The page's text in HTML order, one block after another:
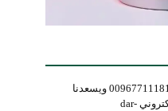
وللتواصل معنا عبر الواتساب: 00967711181351 ويسعدنا
التواصل معكم دائماً عبر البريد الإلكتروني dar-